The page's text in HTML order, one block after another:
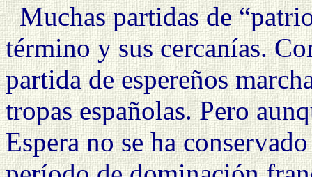
Muchas partidas de
término y sus cercanías.
partida de espereños
tropas españolas. Pero
Espera no se ha